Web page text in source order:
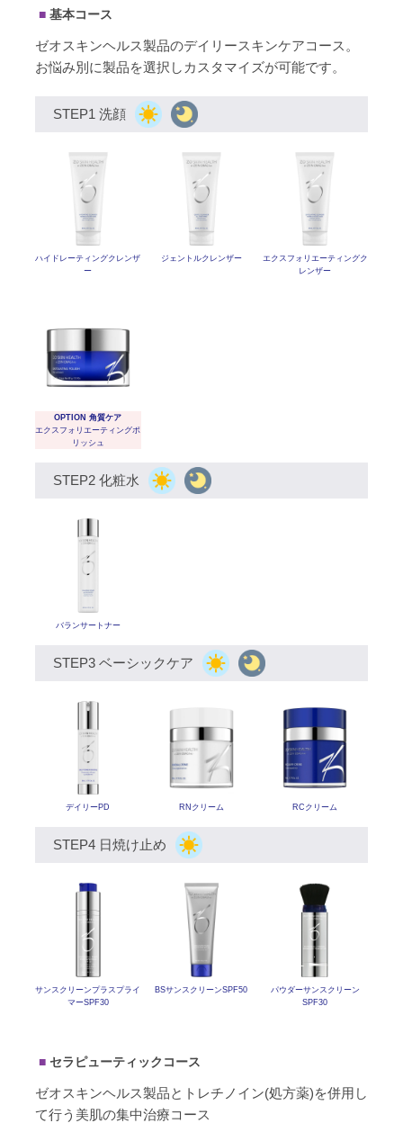
基本コース
ゼオスキンヘルス製品のデイリースキンケアコース。
お悩み別に製品を選択しカスタマイズが可能です。
STEP1 洗顔
ハイドレーティングクレンザ
ー
ジェントルクレンザー エクスフォリエーティングク
レンザー
OPTION 角質ケア
エクスフォリエーティングポ
リッシュ
STEP2 化粧水
バランサートナー
STEP3 ベーシックケア
デイリーPD RNクリーム RCクリーム
STEP4 日焼け止め
サンスクリーンプラスプライ
マーSPF30
BSサンスクリーンSPF50
パウダーサンスクリーン
SPF30
セラピューティックコース
ゼオスキンヘルス製品とトレチノイン(処方薬)を併用し
て行う美肌の集中治療コース